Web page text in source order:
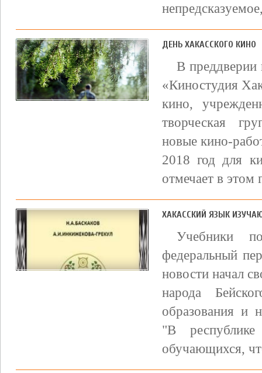
ДЕНЬ ХАКАССКОГО КИНО
В преддверии
«Киностудия
кино,
творческая
новые кино-
2018 год для
отмечает в этом
ХАКАССКИЙ ЯЗЫК
Учебники
федеральный
новости начал
народа
образования и
"В
обучающихся,